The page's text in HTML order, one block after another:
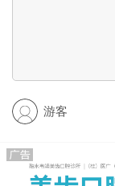
游客